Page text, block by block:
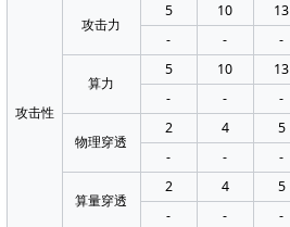
攻击性
攻击力
5 10 13
-
- -
算力
5 10 13
-
- -
物理穿透
2 4 5
-
- -
算量穿透
2 4 5
-
- -